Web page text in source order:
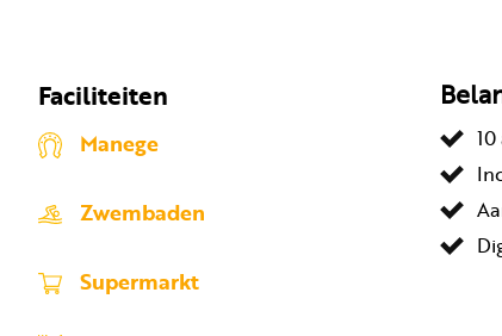
Faciliteiten
Manege
Zwembaden
Supermarkt